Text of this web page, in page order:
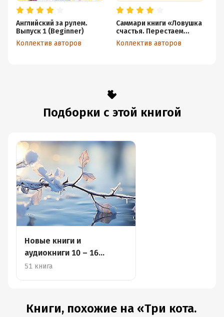
Английский за рулем.
Выпуск 1 (Beginner)
Коллектив авторов
Саммари книги «Ловушка
счастья. Перестаем
переживать – начинаем
жить»
Коллектив авторов
Подборки с этой книгой
Новые книги и
аудиокниги 10 – 16
февраля
51 книга
Книги, похожие на «Три кота.